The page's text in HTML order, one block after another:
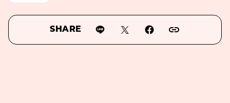
SHARE